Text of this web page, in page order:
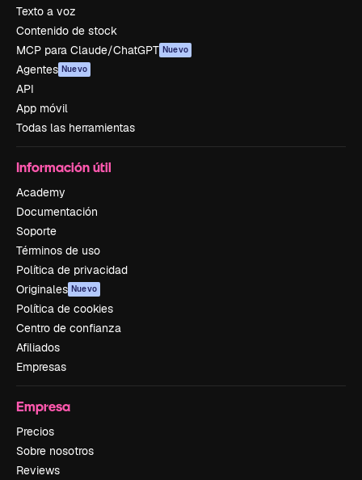
Texto a voz
Contenido de stock
MCP para Claude/ChatGPT Nuevo
Agentes Nuevo
API
App móvil
Todas las herramientas
Información útil
Academy
Documentación
Soporte
Términos de uso
Política de privacidad
Originales Nuevo
Política de cookies
Centro de confianza
Afiliados
Empresas
Empresa
Precios
Sobre nosotros
Reviews